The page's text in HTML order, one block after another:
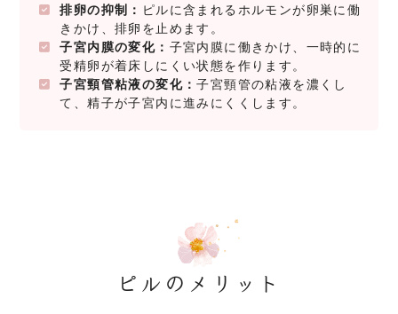
排卵の抑制： ピルに含まれるホルモンが卵巣に働
きかけ、排卵を止めます。
子宮内膜の変化： 子宮内膜に働きかけ、一時的に
受精卵が着床しにくい状態を作ります。
子宮頸管粘液の変化：子宮頸管の粘液を濃くし
て、精子が子宮内に進みにくくします。
ピルのメリット